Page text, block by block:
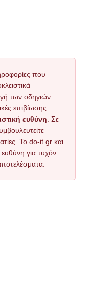
που
των οδηγιών
επιβίωσης
ευθύνη . Σε
Το do-it.gr και
για τυχόν